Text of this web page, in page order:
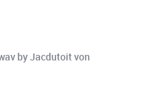
by Jacdutoit von